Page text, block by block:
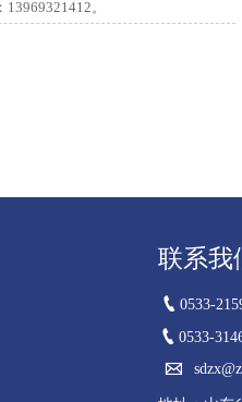
。
联系我
 0533-
0533-
